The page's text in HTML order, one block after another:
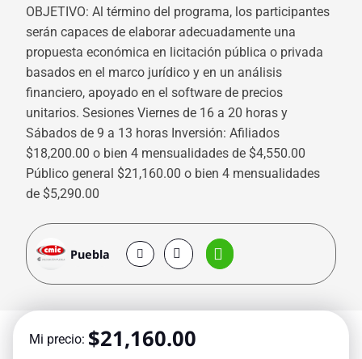
OBJETIVO: Al término del programa, los participantes
serán capaces de elaborar adecuadamente una
propuesta económica en licitación pública o privada
basados en el marco jurídico y en un análisis
financiero, apoyado en el software de precios
unitarios. Sesiones Viernes de 16 a 20 horas y
Sábados de 9 a 13 horas Inversión: Afiliados
$18,200.00 o bien 4 mensualidades de $4,550.00
Público general $21,160.00 o bien 4 mensualidades
de $5,290.00
Puebla
Mi precio: $21,160.00